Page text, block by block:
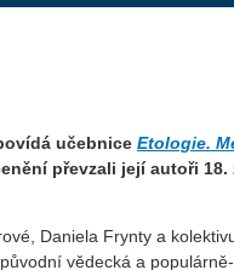
učebnice Etologie.
převzali její autoři 18.
Daniela Frynty a
vědecká a